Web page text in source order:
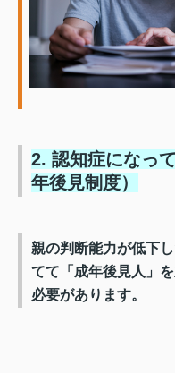
2. 認知症になっ
年後見制度）
親の判断能力が低下
てて「成年後見人」
必要があります。